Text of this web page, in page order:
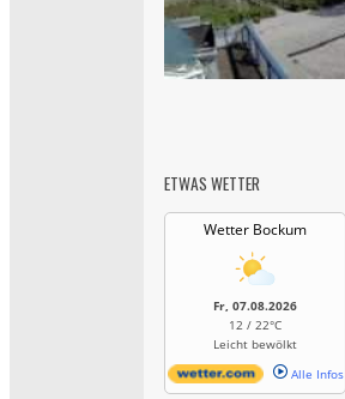
ETWAS WETTER
Wetter Bockum
Fr, 07.08.2026
12 / 22°C
Leicht bewölkt
Alle Infos